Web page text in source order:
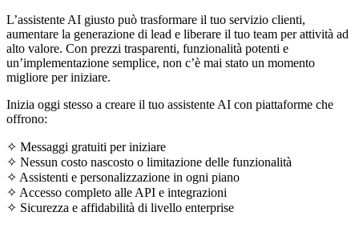
L’assistente AI giusto può trasformare il tuo servizio clienti,
aumentare la generazione di lead e liberare il tuo team per attività ad
alto valore. Con prezzi trasparenti, funzionalità potenti e
un’implementazione semplice, non c’è mai stato un momento
migliore per iniziare.
Inizia oggi stesso a creare il tuo assistente AI con piattaforme che
offrono:
✧ Messaggi gratuiti per iniziare
✧ Nessun costo nascosto o limitazione delle funzionalità
✧ Assistenti e personalizzazione in ogni piano
✧ Accesso completo alle API e integrazioni
✧ Sicurezza e affidabilità di livello enterprise